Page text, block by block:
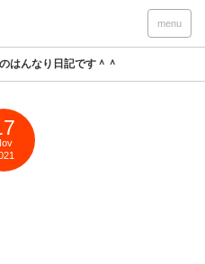
menu
はんなり日記です＾＾